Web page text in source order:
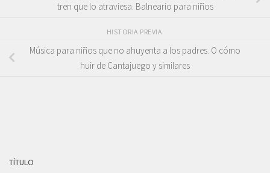
tren que lo atraviesa. Balneario para niños
HISTORIA PREVIA
Música para niños que no ahuyenta a los padres. O cómo
huir de Cantajuego y similares
TÍTULO